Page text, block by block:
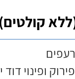
150
ופינוי דוד